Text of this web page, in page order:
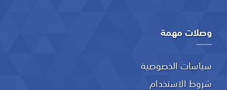
وصلات مهمة
سياسات الخصوصية
شروط الاستخدام